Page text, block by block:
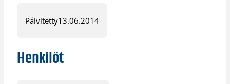
Päivitetty13.06.2014
Henkilöt